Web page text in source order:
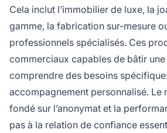
Cela inclut l’immobilier de luxe, la
gamme, la fabrication sur-mesure
professionnels spécialisés. Ces
commerciaux capables de bâtir
comprendre des besoins
accompagnement personnalisé. Le
fondé sur l’anonymat et la
pas à la relation de confiance